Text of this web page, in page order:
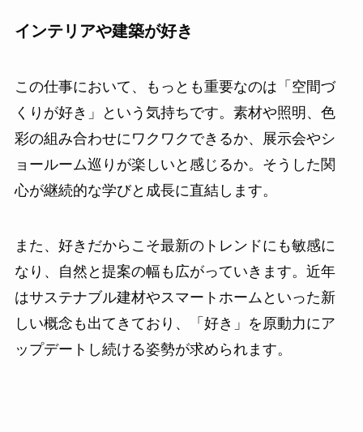
インテリアや建築が好き
この仕事において、もっとも重要なのは「空間づ
くりが好き」という気持ちです。素材や照明、色
彩の組み合わせにワクワクできるか、展示会やシ
ョールーム巡りが楽しいと感じるか。そうした関
心が継続的な学びと成長に直結します。
また、好きだからこそ最新のトレンドにも敏感に
なり、自然と提案の幅も広がっていきます。近年
はサステナブル建材やスマートホームといった新
しい概念も出てきており、「好き」を原動力にア
ップデートし続ける姿勢が求められます。